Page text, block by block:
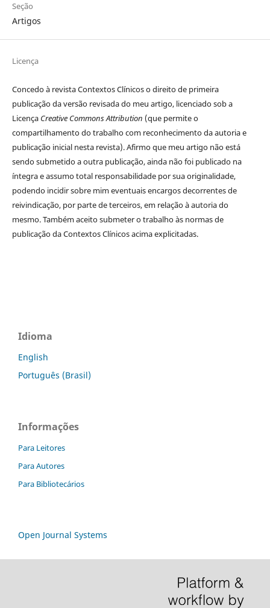
Seção
Artigos
Licença
Concedo à revista Contextos Clínicos o direito de primeira
publicação da versão revisada do meu artigo, licenciado sob a
Licença Creative Commons Attribution (que permite o
compartilhamento do trabalho com reconhecimento da autoria e
publicação inicial nesta revista). Afirmo que meu artigo não está
sendo submetido a outra publicação, ainda não foi publicado na
íntegra e assumo total responsabilidade por sua originalidade,
podendo incidir sobre mim eventuais encargos decorrentes de
reivindicação, por parte de terceiros, em relação à autoria do
mesmo. Também aceito submeter o trabalho às normas de
publicação da Contextos Clínicos acima explicitadas.
Idioma
English
Português (Brasil)
Informações
Para Leitores
Para Autores
Para Bibliotecários
Open Journal Systems